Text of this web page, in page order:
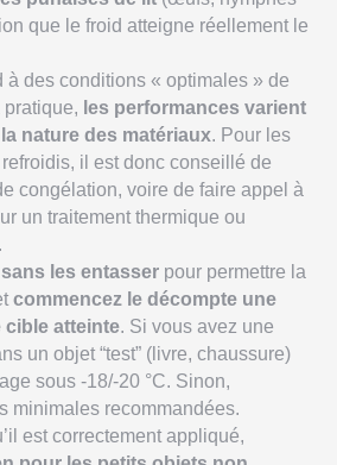
que le froid atteigne réellement le
à des conditions « optimales » de
pratique, les performances varient
nature des matériaux. Pour les
il est donc conseillé de
congélation, voire de faire appel à
un traitement thermique ou
les entasser pour permettre la
commencez le décompte une
cible atteinte. Si vous avez une
un objet “test” (livre, chaussure)
sous -18/-20 °C. Sinon,
minimales recommandées.
est correctement appliqué,